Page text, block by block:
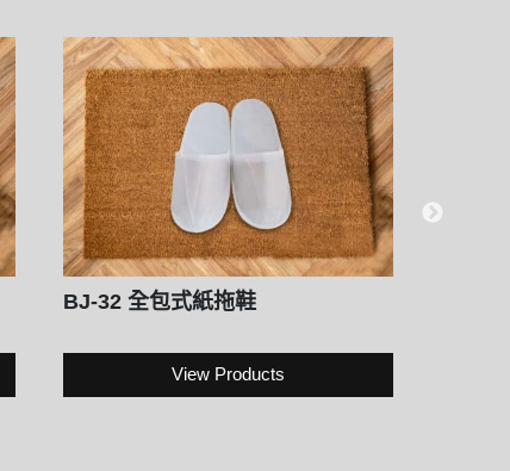
BJ-32 全包式紙拖鞋
View Products